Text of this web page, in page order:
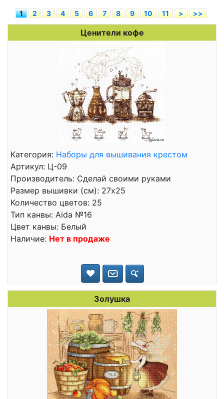
1 2 3 4 5 6 7 8 9 10 11 > >>
Ценители кофе
Категория: Наборы для вышивания крестом
Артикул: Ц-09
Производитель: Сделай своими руками
Размер вышивки (см): 27x25
Количество цветов: 25
Тип канвы: Aida №16
Цвет канвы: Белый
Наличие: Нет в продаже
Золушка